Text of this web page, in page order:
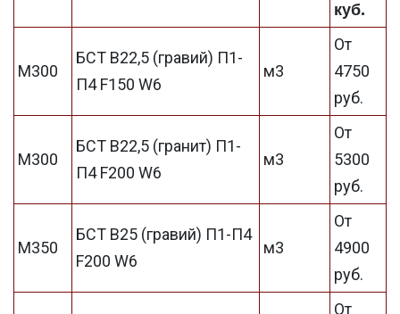
куб.
М300
БСТ В22,5 (гравий) П1-
П4 F150 W6
м3
От
4750
руб.
М300
БСТ В22,5 (гранит) П1-
П4 F200 W6
м3
От
5300
руб.
М350
БСТ В25 (гравий) П1-П4
F200 W6
м3
От
4900
руб.
От